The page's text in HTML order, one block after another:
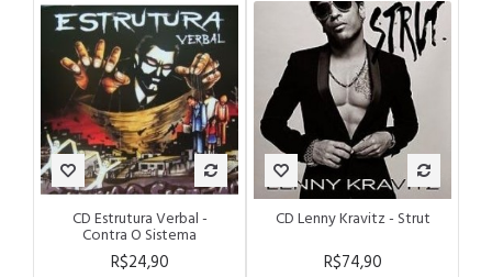
CD Estrutura Verbal -
Contra O Sistema
R$24,90
CD Lenny Kravitz - Strut
R$74,90